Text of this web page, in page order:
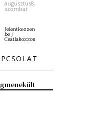
augusztus8,
szombat
Jelentkezzen
be /
Csatlakozzon